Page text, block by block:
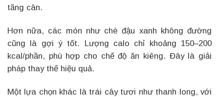
tăng cân.
Hơn nữa, các món như chè đậu xanh không đường
cũng là gợi ý tốt. Lượng calo chỉ khoảng 150–200
kcal/phần, phù hợp cho chế độ ăn kiêng. Đây là giải
pháp thay thế hiệu quả.
Một lựa chọn khác là trái cây tươi như thanh long, với